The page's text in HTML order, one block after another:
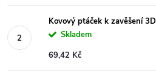
Kovový ptáček k zavěšení 3D
Skladem
69,42 Kč